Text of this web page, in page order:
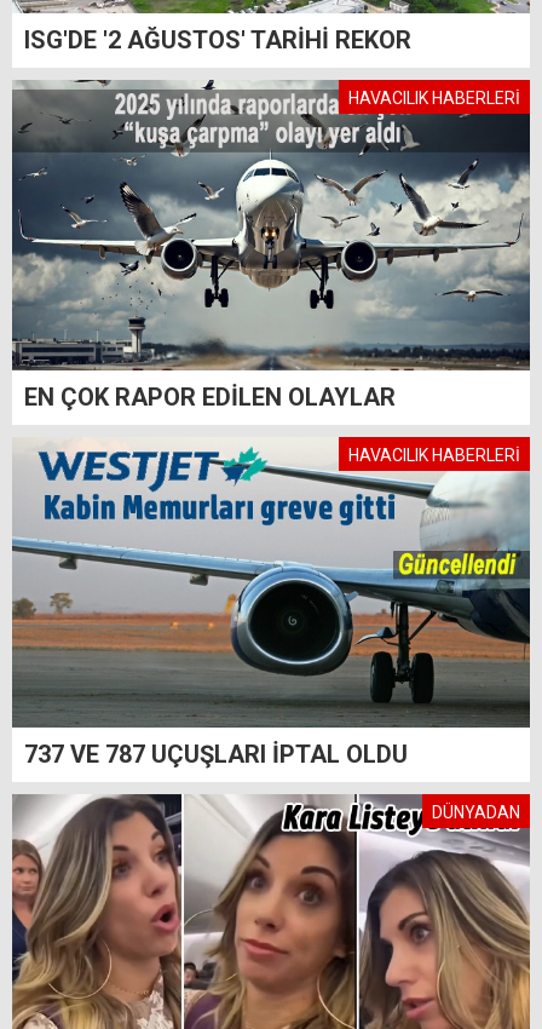
ISG'DE '2 AĞUSTOS' TARİHİ REKOR
HAVACILIK HABERLERİ
EN ÇOK RAPOR EDİLEN OLAYLAR
HAVACILIK HABERLERİ
737 VE 787 UÇUŞLARI İPTAL OLDU
DÜNYADAN